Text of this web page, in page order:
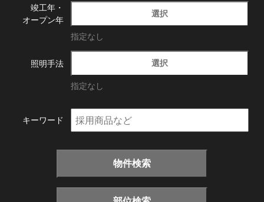
竣工年・
オープン年
選択
指定なし
照明手法 選択
指定なし
キーワード
物件検索